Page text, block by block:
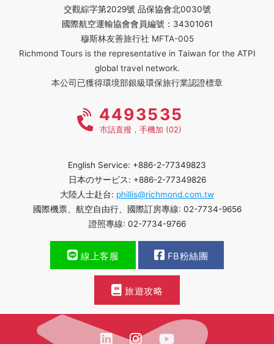
交觀綜字第2029號 品保協會北0030號
國際航空運輸協會會員編號：34301061
穆斯林友善旅行社 MFTA-005
Richmond Tours is the representative in Taiwan for the ATPI
global travel network.
本公司已獲得環境部銀級環保旅行業認證標章
4493535
市話直撥，手機加 (02)
English Service: +886-2-77349823
日本のサービス: +886-2-77349826
大陸人士赴台: phillis@richmond.com.tw
國際機票、航空自由行、國際訂房專線: 02-7734-9656
證照專線: 02-7734-9766
線上客服 FB粉絲團
旅遊攻略